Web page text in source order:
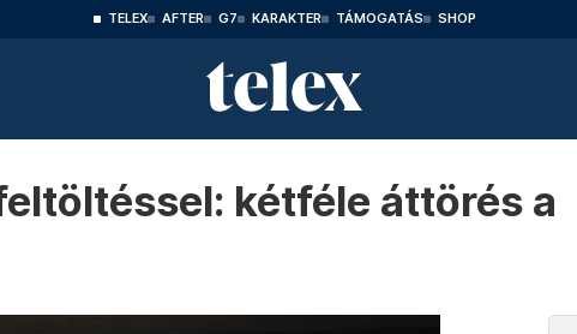
TELEX AFTER G7 KARAKTER TÁMOGATÁS SHOP
kétféle áttörés a